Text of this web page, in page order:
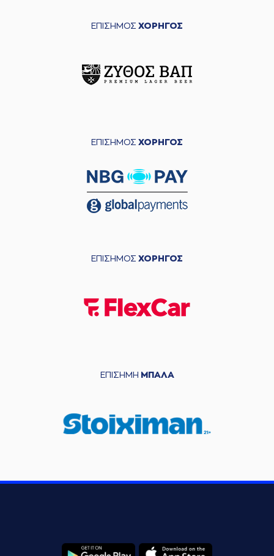
ΕΠΙΣΗΜΟΣ ΧΟΡΗΓΟΣ
ΕΠΙΣΗΜΟΣ ΧΟΡΗΓΟΣ
ΕΠΙΣΗΜΟΣ ΧΟΡΗΓΟΣ
ΕΠΙΣΗΜΗ ΜΠΑΛΑ